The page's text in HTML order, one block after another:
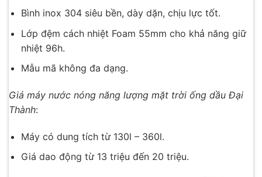
Bình inox 304 siêu bền, dày dặn, chịu lực tốt.
Lớp đệm cách nhiệt Foam 55mm cho khả năng giữ
nhiệt 96h.
Mẫu mã không đa dạng.
Giá máy nước nóng năng lượng mặt trời ống dầu Đại
Thành:
Máy có dung tích từ 130l – 360l.
Giá dao động từ 13 triệu đến 20 triệu.